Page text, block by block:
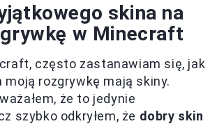
skina na
w Minecraft
często zastanawiam się, jak
moją rozgrywkę mają skiny.
że to jedynie
szybko odkryłem, że dobry skin